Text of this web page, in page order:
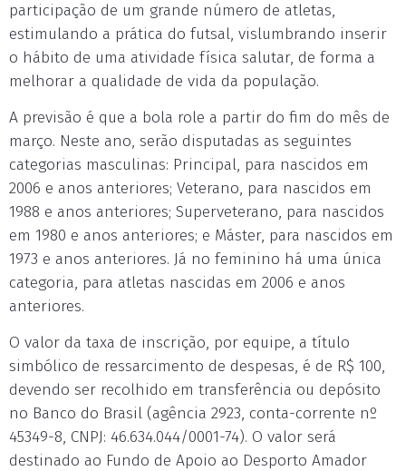
participação de um grande número de atletas,
estimulando a prática do futsal, vislumbrando inserir
o hábito de uma atividade física salutar, de forma a
melhorar a qualidade de vida da população.
A previsão é que a bola role a partir do fim do mês de
março. Neste ano, serão disputadas as seguintes
categorias masculinas: Principal, para nascidos em
2006 e anos anteriores; Veterano, para nascidos em
1988 e anos anteriores; Superveterano, para nascidos
em 1980 e anos anteriores; e Máster, para nascidos em
1973 e anos anteriores. Já no feminino há uma única
categoria, para atletas nascidas em 2006 e anos
anteriores.
O valor da taxa de inscrição, por equipe, a título
simbólico de ressarcimento de despesas, é de R$ 100,
devendo ser recolhido em transferência ou depósito
no Banco do Brasil (agência 2923, conta-corrente nº
45349-8, CNPJ: 46.634.044/0001-74). O valor será
destinado ao Fundo de Apoio ao Desporto Amador